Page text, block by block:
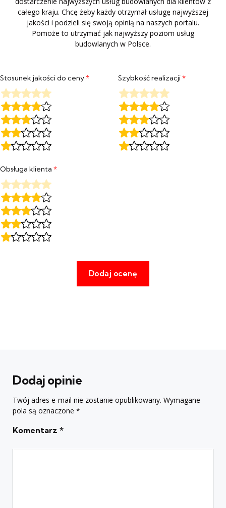
całego kraju. Chcę żeby każdy otrzymał usługę najwyższej
jakości i podzieli się swoją opinią na naszych portalu.
Pomoże to utrzymać jak najwyższy poziom usług
budowlanych w Polsce.
Stosunek jakości do ceny* Szybkość realizacji*
Obsługa klienta *
Dodaj opinie
Twój adres e-mail nie zostanie opublikowany. Wymagane
pola są oznaczone *
Komentarz *